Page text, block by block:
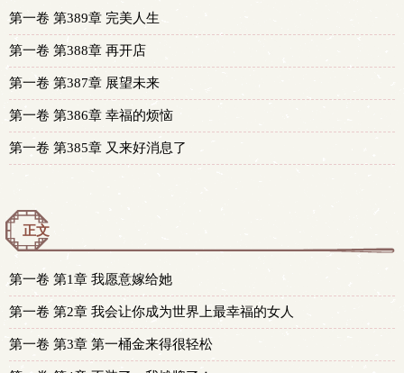
第一卷 第389章 完美人生
第一卷 第388章 再开店
第一卷 第387章 展望未来
第一卷 第386章 幸福的烦恼
第一卷 第385章 又来好消息了
正文
第一卷 第1章 我愿意嫁给她
第一卷 第2章 我会让你成为世界上最幸福的女人
第一卷 第3章 第一桶金来得很轻松